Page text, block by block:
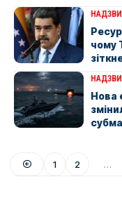
чому
Нова
1 2 …